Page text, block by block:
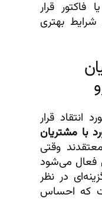
قرار
بهتری
قرار
با مشتریان
وقتی
فعال می‌شود
در نظر
که احساس